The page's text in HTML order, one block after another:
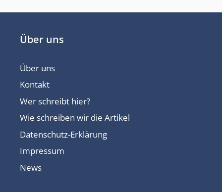
Über uns
Über uns
Kontakt
Wer schreibt hier?
Wie schreiben wir die Artikel
Datenschutz-Erklärung
Impressum
News